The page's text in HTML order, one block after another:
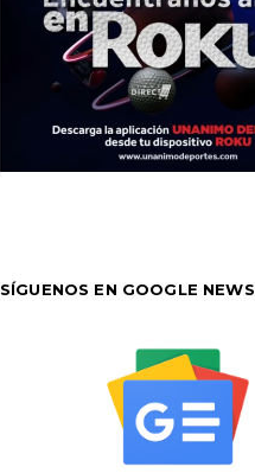
SÍGUENOS EN GOOGLE NEWS